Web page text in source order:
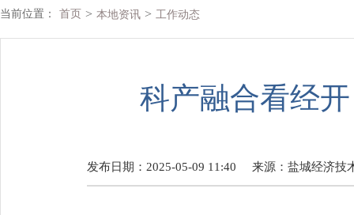
当前位置： 首页 > 本地资讯 > 工作动态
科产融合看经
发布日期：2025-05-09 11:40 来源： 盐城经济技